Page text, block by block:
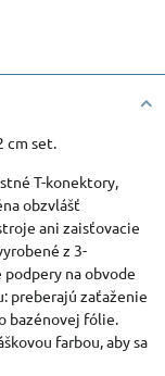
cm set.
T-konektory,
obzvlášť
ani zaisťovacie
z 3-
na obvode
preberajú zaťaženie
bazénovej fólie.
farbou, aby sa